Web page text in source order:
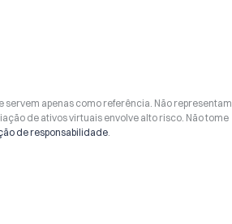
apenas como referência. Não representam
de ativos virtuais envolve alto risco. Não tome
de responsabilidade.